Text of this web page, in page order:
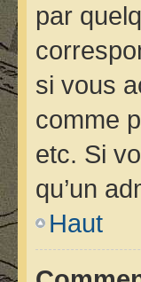
par
si vous
comme
etc. Si
qu’un
Haut